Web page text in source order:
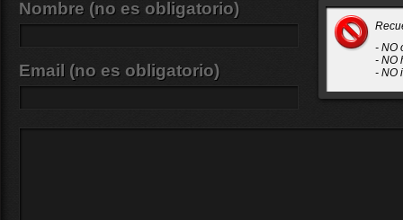
- NO
- NO
- NO
Nombre (no es obligatorio)
Email (no es obligatorio)